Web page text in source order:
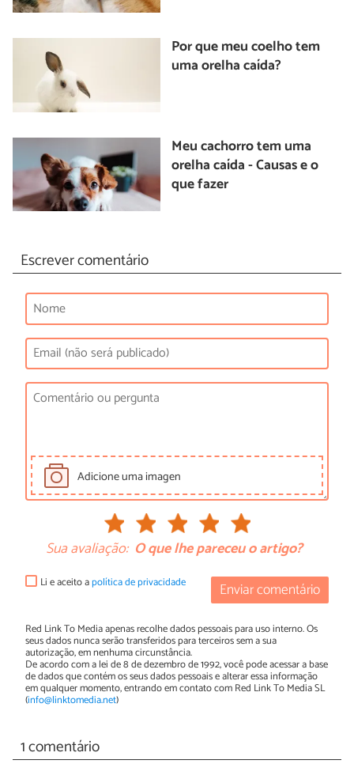
Por que meu coelho tem
uma orelha caída?
Meu cachorro tem uma
orelha caída - Causas e o
que fazer
Escrever comentário
Adicione uma imagen
Sua avaliação: O que lhe pareceu o artigo?
Enviar comentário
Li e aceito apolítica de privacidade
Red Link To Media apenas recolhe dados pessoais para uso interno. Os
seus dados nunca serão transferidos para terceiros sem a sua
autorização, em nenhuma circunstância.
De acordo com a lei de 8 de dezembro de 1992, você pode acessar a base
de dados que contém os seus dados pessoais e alterar essa informação
em qualquer momento, entrando em contato com Red Link To Media SL
(info@linktomedia.net)
1 comentário